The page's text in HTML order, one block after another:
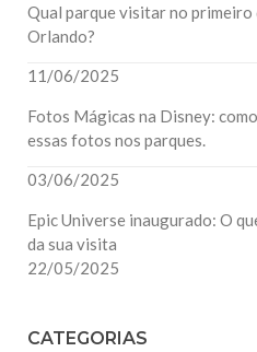
Qual parque visitar no primeiro
Orlando?
11/06/2025
Fotos Mágicas na Disney:
essas fotos nos parques.
03/06/2025
Epic Universe inaugurado: O
da sua visita
22/05/2025
CATEGORIAS